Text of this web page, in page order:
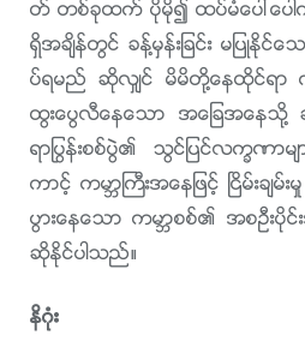
တ္ တစ္ခုထက္ ပိုမို၍ ထပ္မံေပၚေပါ
ရွိအခ်ိန္တြင္ ခန႔္မွန္းျခင္း မျပဳႏို
ပ္ရမည္ ဆိုလွ်င္ မိမိတို႔ေနထိုင္ရာ ကမ
ထြးေပြလီေနေသာ အေျခအေနသို
ရာႁပြန္းစစ္ပြဲ၏ သြင္ျပင္လကၡဏာ
ကာင့္ ကမာၻႀကီးအေနျဖင့္ ၿငိမ္းခ်မ္း
ပြားေနေသာ ကမာၻစစ္၏ အစဦး
ဆိုႏိုင္ပါသည္။
နိဂုံး